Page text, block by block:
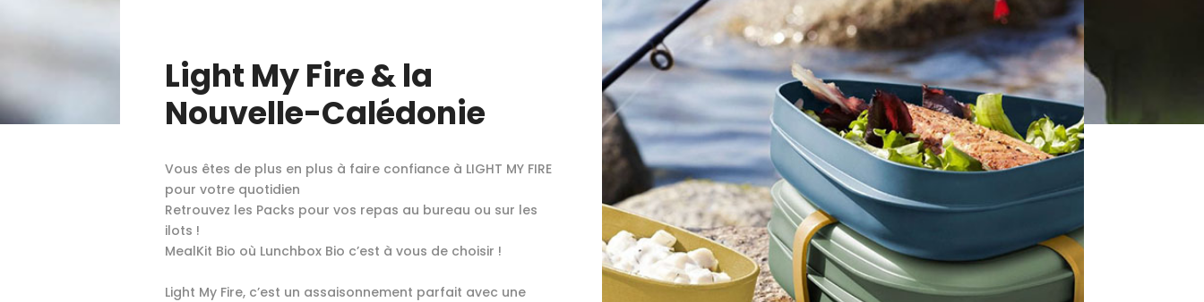
Light My Fire & la
Nouvelle-Calédonie
Vous êtes de plus en plus à faire confiance à LIGHT MY FIRE
pour votre quotidien
Retrouvez les Packs pour vos repas au bureau ou sur les
ilots !
MealKit Bio où Lunchbox Bio c’est à vous de choisir !
Light My Fire, c’est un assaisonnement parfait avec une